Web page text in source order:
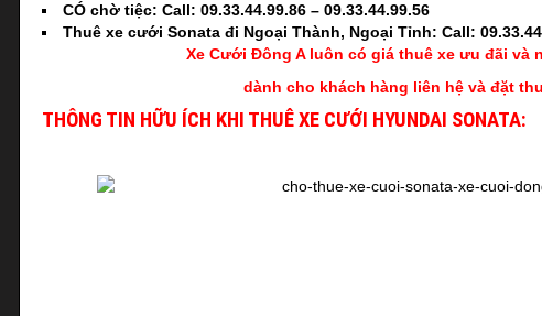
CÓ chờ tiệc: Call: 09.33.44.99.86 – 09.33.44.99.56
Thuê xe cưới Sonata đi Ngoại Thành, Ngoại Tỉnh: Call:
Xe Cưới Đông A luôn có giá thuê xe ưu đãi và
dành cho khách hàng liên hệ và đặt
THÔNG TIN HỮU ÍCH KHI THUÊ XE CƯỚI HYUNDAI SONATA: